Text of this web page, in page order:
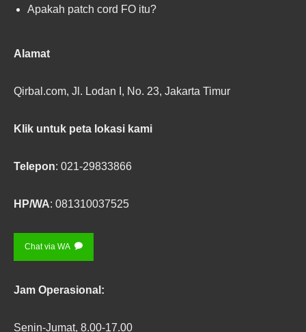
Apakah patch cord FO itu?
Alamat
Qirbal.com, Jl. Lodan I, No. 23, Jakarta Timur
Klik untuk peta lokasi kami
Telepon: 021-29833866
HP/WA: 081310037525
Chat via WA
Jam Operasional :
Senin-Jumat, 8.00-17.00